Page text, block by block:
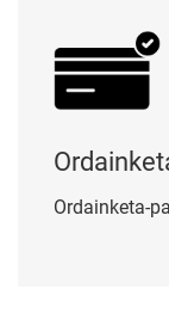
Ordainketa-